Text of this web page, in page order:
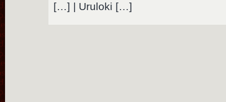
[…] | Uruloki […]